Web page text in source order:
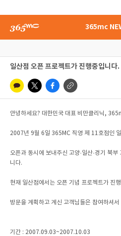
365mc
일산점 오픈 프로젝트가 진행중입니다.
안녕하세요? 대한민국 대표 비만클리닉,
2007년 9월 6일 365MC 직영 제 11호점인
오픈과 동시에 보내주신 고양·일산·경기 북
니다.
현재 일산점에서는 오픈 기념 프로젝트가 진
방문을 계획하고 계신 고객님들은 참여하셔
기간 : 2007.09.03~2007.10.03